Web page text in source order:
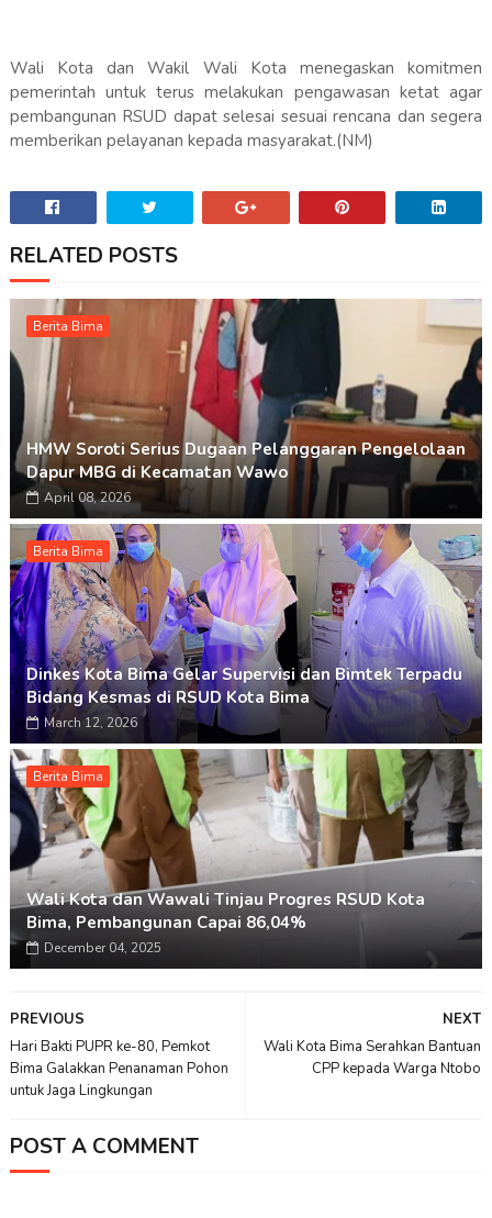
Wali Kota dan Wakil Wali Kota menegaskan komitmen
pemerintah untuk terus melakukan pengawasan ketat agar
pembangunan RSUD dapat selesai sesuai rencana dan segera
memberikan pelayanan kepada masyarakat.(NM)
RELATED POSTS
Berita Bima
HMW Soroti Serius Dugaan Pelanggaran Pengelolaan
Dapur MBG di Kecamatan Wawo
April 08, 2026
Berita Bima
Dinkes Kota Bima Gelar Supervisi dan Bimtek Terpadu
Bidang Kesmas di RSUD Kota Bima
March 12, 2026
Berita Bima
Wali Kota dan Wawali Tinjau Progres RSUD Kota
Bima, Pembangunan Capai 86,04%
December 04, 2025
NEXT
Wali Kota Bima Serahkan Bantuan
CPP kepada Warga Ntobo
PREVIOUS
Hari Bakti PUPR ke-80, Pemkot
Bima Galakkan Penanaman Pohon
untuk Jaga Lingkungan
POST A COMMENT